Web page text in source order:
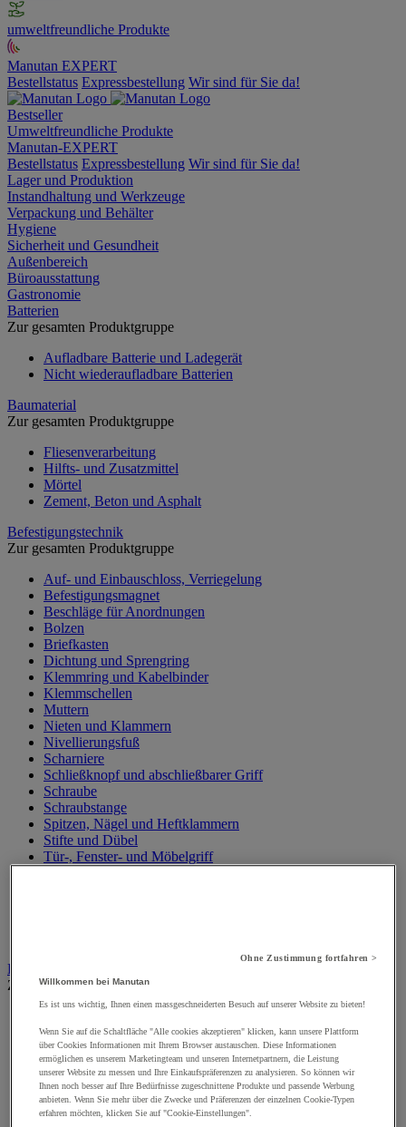
umweltfreundliche Produkte
Manutan EXPERT
Bestellstatus Expressbestellung Wir sind für Sie da!
Bestseller
Umweltfreundliche Produkte
Manutan-EXPERT
Bestellstatus Expressbestellung Wir sind für Sie da!
Lager und Produktion
Instandhaltung und Werkzeuge
Verpackung und Behälter
Hygiene
Sicherheit und Gesundheit
Außenbereich
Büroausstattung
Gastronomie
Batterien
Zur gesamten Produktgruppe
Aufladbare Batterie und Ladegerät
Nicht wiederaufladbare Batterien
Baumaterial
Zur gesamten Produktgruppe
Fliesenverarbeitung
Hilfts- und Zusatzmittel
Mörtel
Zement, Beton und Asphalt
Befestigungstechnik
Zur gesamten Produktgruppe
Auf- und Einbauschloss, Verriegelung
Befestigungsmagnet
Beschläge für Anordnungen
Bolzen
Briefkasten
Dichtung und Sprengring
Klemmring und Kabelbinder
Klemmschellen
Muttern
Nieten und Klammern
Nivellierungsfuß
Scharniere
Schließknopf und abschließbarer Griff
Schraube
Schraubstange
Spitzen, Nägel und Heftklammern
Stifte und Dübel
Tür-, Fenster- und Möbelgriff
Beleuchtung
Zur gesamten Produktgruppe
Handlampe
Innen- und Außenbeleuchtung
Leuchtmittel
Stirnlampe
Taschenlampe
Werkstattlampe
Ohne Zustimmung fortfahren >
Willkommen bei Manutan
Es ist uns wichtig, Ihnen einen massgeschneiderten Besuch auf unserer Website zu bieten!
Wenn Sie auf die Schaltfläche "Alle cookies akzeptieren" klicken, kann unsere Plattform
über Cookies Informationen mit Ihrem Browser austauschen. Diese Informationen
ermöglichen es unserem Marketingteam und unseren Internetpartnern, die Leistung
unserer Website zu messen und Ihre Einkaufspräferenzen zu analysieren. So können wir
Ihnen noch besser auf Ihre Bedürfnisse zugeschnittene Produkte und passende Werbung
anbieten. Wenn Sie mehr über die Zwecke und Präferenzen der einzelnen Cookie-Typen
erfahren möchten, klicken Sie auf "Cookie-Einstellungen".